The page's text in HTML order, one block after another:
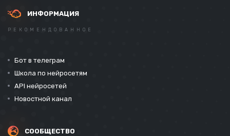
ИНФОРМАЦИЯ
РЕКОМЕНДОВАННОЕ
Бот в телеграм
Школа по нейросетям
API нейросетей
Новостной канал
СООБЩЕСТВО